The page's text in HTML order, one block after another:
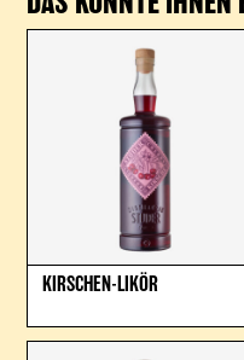
KIRSCHEN-LIKÖR